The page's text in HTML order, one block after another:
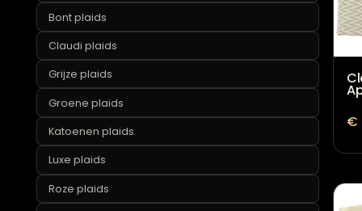
Paasdecoratie en paasservies
Panterprint woonaccessoires
Plaids
Beige plaids
Bont plaids
Claudi plaids